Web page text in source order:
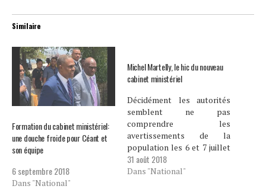
Similaire
Formation du cabinet ministériel:
une douche froide pour Céant et
son équipe
6 septembre 2018
Dans "National"
Michel Martelly, le hic du nouveau
cabinet ministériel
Décidément les autorités
semblent ne pas
comprendre les
avertissements de la
population les 6 et 7 juillet
dernier. Environ deux mois
après, le gouvernement
31 août 2018
Dans "National"